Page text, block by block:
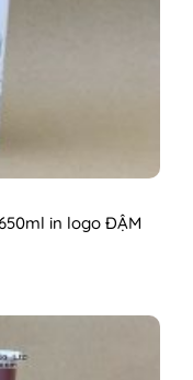
in logo ĐẬM